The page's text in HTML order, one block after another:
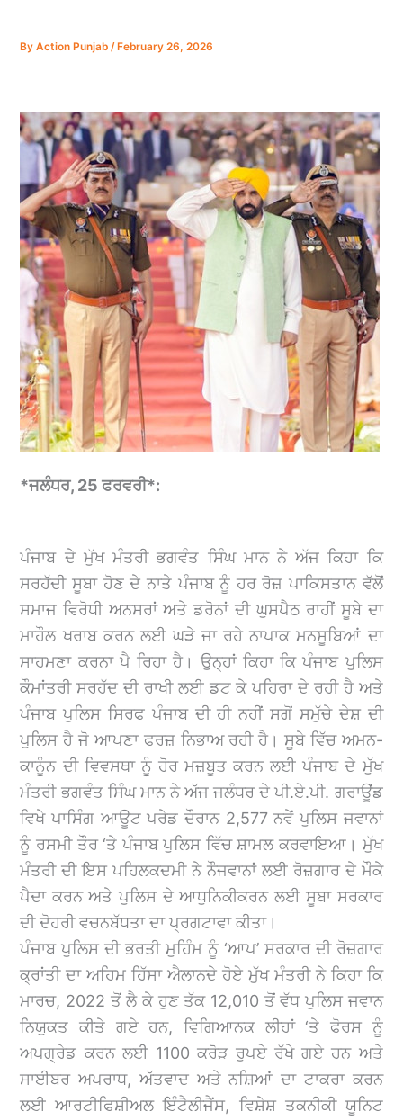
ByAction Punjab/ February 26, 2026
*ਜਲੰਧਰ, 25 ਫਰਵਰੀ*:
ਪੰਜਾਬ ਦੇ ਮੁੱਖ ਮੰਤਰੀ ਭਗਵੰਤ ਸਿੰਘ ਮਾਨ ਨੇ ਅੱਜ ਕਿਹਾ ਕਿ
ਸਰਹੱਦੀ ਸੂਬਾ ਹੋਣ ਦੇ ਨਾਤੇ ਪੰਜਾਬ ਨੂੰ ਹਰ ਰੋਜ਼ ਪਾਕਿਸਤਾਨ ਵੱਲੋਂ
ਸਮਾਜ ਵਿਰੋਧੀ ਅਨਸਰਾਂ ਅਤੇ ਡਰੋਨਾਂ ਦੀ ਘੁਸਪੈਠ ਰਾਹੀਂ ਸੂਬੇ ਦਾ
ਮਾਹੌਲ ਖਰਾਬ ਕਰਨ ਲਈ ਘੜੇ ਜਾ ਰਹੇ ਨਾਪਾਕ ਮਨਸੂਬਿਆਂ ਦਾ
ਸਾਹਮਣਾ ਕਰਨਾ ਪੈ ਰਿਹਾ ਹੈ। ਉਨ੍ਹਾਂ ਕਿਹਾ ਕਿ ਪੰਜਾਬ ਪੁਲਿਸ
ਕੌਮਾਂਤਰੀ ਸਰਹੱਦ ਦੀ ਰਾਖੀ ਲਈ ਡਟ ਕੇ ਪਹਿਰਾ ਦੇ ਰਹੀ ਹੈ ਅਤੇ
ਪੰਜਾਬ ਪੁਲਿਸ ਸਿਰਫ ਪੰਜਾਬ ਦੀ ਹੀ ਨਹੀਂ ਸਗੋਂ ਸਮੁੱਚੇ ਦੇਸ਼ ਦੀ
ਪੁਲਿਸ ਹੈ ਜੋ ਆਪਣਾ ਫਰਜ਼ ਨਿਭਾਅ ਰਹੀ ਹੈ। ਸੂਬੇ ਵਿੱਚ ਅਮਨ-
ਕਾਨੂੰਨ ਦੀ ਵਿਵਸਥਾ ਨੂੰ ਹੋਰ ਮਜ਼ਬੂਤ ਕਰਨ ਲਈ ਪੰਜਾਬ ਦੇ ਮੁੱਖ
ਮੰਤਰੀ ਭਗਵੰਤ ਸਿੰਘ ਮਾਨ ਨੇ ਅੱਜ ਜਲੰਧਰ ਦੇ ਪੀ.ਏ.ਪੀ. ਗਰਾਊਂਡ
ਵਿਖੇ ਪਾਸਿੰਗ ਆਊਟ ਪਰੇਡ ਦੌਰਾਨ 2,577 ਨਵੇਂ ਪੁਲਿਸ ਜਵਾਨਾਂ
ਨੂੰ ਰਸਮੀ ਤੌਰ ‘ਤੇ ਪੰਜਾਬ ਪੁਲਿਸ ਵਿੱਚ ਸ਼ਾਮਲ ਕਰਵਾਇਆ। ਮੁੱਖ
ਮੰਤਰੀ ਦੀ ਇਸ ਪਹਿਲਕਦਮੀ ਨੇ ਨੌਜਵਾਨਾਂ ਲਈ ਰੋਜ਼ਗਾਰ ਦੇ ਮੌਕੇ
ਪੈਦਾ ਕਰਨ ਅਤੇ ਪੁਲਿਸ ਦੇ ਆਧੁਨਿਕੀਕਰਨ ਲਈ ਸੂਬਾ ਸਰਕਾਰ
ਦੀ ਦੋਹਰੀ ਵਚਨਬੱਧਤਾ ਦਾ ਪ੍ਰਗਟਾਵਾ ਕੀਤਾ।
ਪੰਜਾਬ ਪੁਲਿਸ ਦੀ ਭਰਤੀ ਮੁਹਿੰਮ ਨੂੰ ‘ਆਪ’ ਸਰਕਾਰ ਦੀ ਰੋਜ਼ਗਾਰ
ਕ੍ਰਾਂਤੀ ਦਾ ਅਹਿਮ ਹਿੱਸਾ ਐਲਾਨਦੇ ਹੋਏ ਮੁੱਖ ਮੰਤਰੀ ਨੇ ਕਿਹਾ ਕਿ
ਮਾਰਚ, 2022 ਤੋਂ ਲੈ ਕੇ ਹੁਣ ਤੱਕ 12,010 ਤੋਂ ਵੱਧ ਪੁਲਿਸ ਜਵਾਨ
ਨਿਯੁਕਤ ਕੀਤੇ ਗਏ ਹਨ, ਵਿਗਿਆਨਕ ਲੀਹਾਂ ‘ਤੇ ਫੋਰਸ ਨੂੰ
ਅਪਗ੍ਰੇਡ ਕਰਨ ਲਈ 1100 ਕਰੋੜ ਰੁਪਏ ਰੱਖੇ ਗਏ ਹਨ ਅਤੇ
ਸਾਈਬਰ ਅਪਰਾਧ, ਅੱਤਵਾਦ ਅਤੇ ਨਸ਼ਿਆਂ ਦਾ ਟਾਕਰਾ ਕਰਨ
ਲਈ ਆਰਟੀਫਿਸ਼ੀਅਲ ਇੰਟੈਲੀਜੈਂਸ, ਵਿਸ਼ੇਸ਼ ਤਕਨੀਕੀ ਯੂਨਿਟ